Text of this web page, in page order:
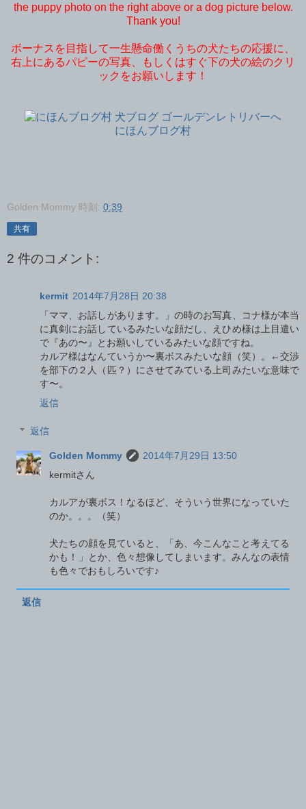
the puppy photo on the right above or a dog picture below.
Thank you!
ボーナスを目指して一生懸命働くうちの犬たちの応援に、
右上にあるパピーの写真、もしくはすぐ下の犬の絵のクリ
ックをお願いします！
にほんブログ村
Golden Mommy 時刻: 0:39
共有
2 件のコメント:
kermit 2014年7月28日 20:38
「ママ、お話しがあります。」の時のお写真、コナ様が本当
に真剣にお話しているみたいな顔だし、えひめ様は上目遣い
で『あの〜』とお願いしているみたいな顔ですね。
カルア様はなんていうか〜裏ボスみたいな顔（笑）。←交渉
を部下の２人（匹？）にさせてみている上司みたいな意味で
す〜。
返信
返信
Golden Mommy
2014年7月29日 13:50
kermitさん
カルアが裏ボス！なるほど、そういう世界になっていた
のか。。。（笑）
犬たちの顔を見ていると、「あ、今こんなこと考えてる
かも！」とか、色々想像してしまいます。みんなの表情
も色々でおもしろいです♪
返信